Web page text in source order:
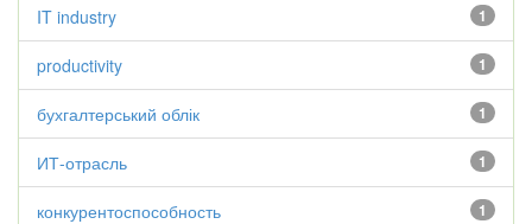
1
IT industry
1
productivity
1
бухгалтерський облік
1
ИТ-отрасль
1
конкурентоспособность